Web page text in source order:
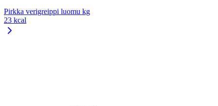
Pirkka verigreippi luomu kg
23 kcal